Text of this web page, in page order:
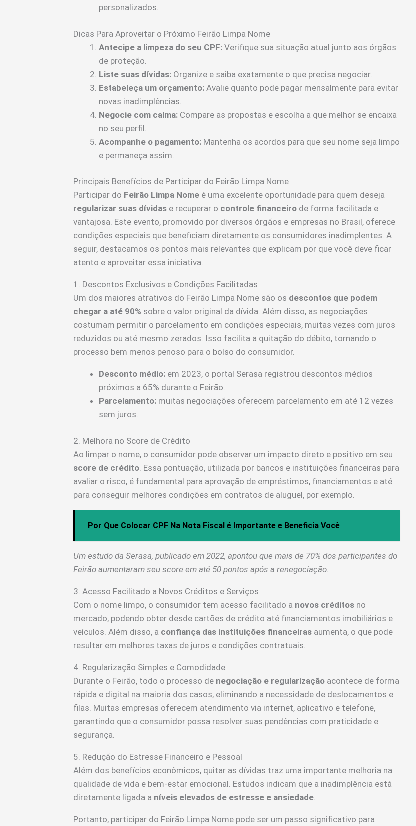
personalizados.
Dicas Para Aproveitar o Próximo Feirão Limpa Nome
Antecipe a limpeza do seu CPF: Verifique sua situação atual junto aos órgãos
de proteção.
Liste suas dívidas: Organize e saiba exatamente o que precisa negociar.
Estabeleça um orçamento: Avalie quanto pode pagar mensalmente para evitar
novas inadimplências.
Negocie com calma: Compare as propostas e escolha a que melhor se encaixa
no seu perfil.
Acompanhe o pagamento: Mantenha os acordos para que seu nome seja limpo
e permaneça assim.
Principais Benefícios de Participar do Feirão Limpa Nome
Participar do Feirão Limpa Nome é uma excelente oportunidade para quem deseja
regularizar suas dívidas e recuperar o controle financeiro de forma facilitada e
vantajosa. Este evento, promovido por diversos órgãos e empresas no Brasil, oferece
condições especiais que beneficiam diretamente os consumidores inadimplentes. A
seguir, destacamos os pontos mais relevantes que explicam por que você deve ficar
atento e aproveitar essa iniciativa.
1. Descontos Exclusivos e Condições Facilitadas
Um dos maiores atrativos do Feirão Limpa Nome são os descontos que podem
chegar a até 90% sobre o valor original da dívida. Além disso, as negociações
costumam permitir o parcelamento em condições especiais, muitas vezes com juros
reduzidos ou até mesmo zerados. Isso facilita a quitação do débito, tornando o
processo bem menos penoso para o bolso do consumidor.
Desconto médio: em 2023, o portal Serasa registrou descontos médios
próximos a 65% durante o Feirão.
Parcelamento: muitas negociações oferecem parcelamento em até 12 vezes
sem juros.
2. Melhora no Score de Crédito
Ao limpar o nome, o consumidor pode observar um impacto direto e positivo em seu
score de crédito . Essa pontuação, utilizada por bancos e instituições financeiras para
avaliar o risco, é fundamental para aprovação de empréstimos, financiamentos e até
para conseguir melhores condições em contratos de aluguel, por exemplo.
Por Que Colocar CPF Na Nota Fiscal é Importante e Beneficia Você
Um estudo da Serasa, publicado em 2022, apontou que mais de 70% dos participantes do
Feirão aumentaram seu score em até 50 pontos após a renegociação.
3. Acesso Facilitado a Novos Créditos e Serviços
Com o nome limpo, o consumidor tem acesso facilitado a novos créditos no
mercado, podendo obter desde cartões de crédito até financiamentos imobiliários e
veículos. Além disso, a confiança das instituições financeiras aumenta, o que pode
resultar em melhores taxas de juros e condições contratuais.
4. Regularização Simples e Comodidade
Durante o Feirão, todo o processo de negociação e regularização acontece de forma
rápida e digital na maioria dos casos, eliminando a necessidade de deslocamentos e
filas. Muitas empresas oferecem atendimento via internet, aplicativo e telefone,
garantindo que o consumidor possa resolver suas pendências com praticidade e
segurança.
5. Redução do Estresse Financeiro e Pessoal
Além dos benefícios econômicos, quitar as dívidas traz uma importante melhoria na
qualidade de vida e bem-estar emocional. Estudos indicam que a inadimplência está
diretamente ligada a níveis elevados de estresse e ansiedade
Portanto, participar do Feirão Limpa Nome pode ser um passo significativo para